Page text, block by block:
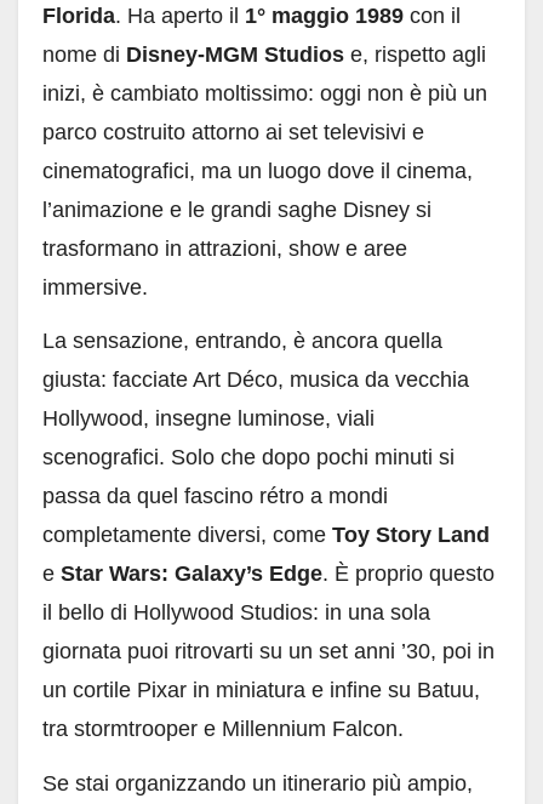
Florida. Ha aperto il 1° maggio 1989 con il
nome di Disney-MGM Studios e, rispetto agli
inizi, è cambiato moltissimo: oggi non è più un
parco costruito attorno ai set televisivi e
cinematografici, ma un luogo dove il cinema,
l’animazione e le grandi saghe Disney si
trasformano in attrazioni, show e aree
immersive.
La sensazione, entrando, è ancora quella
giusta: facciate Art Déco, musica da vecchia
Hollywood, insegne luminose, viali
scenografici. Solo che dopo pochi minuti si
passa da quel fascino rétro a mondi
completamente diversi, come Toy Story Land
e Star Wars: Galaxy’s Edge. È proprio questo
il bello di Hollywood Studios: in una sola
giornata puoi ritrovarti su un set anni ’30, poi in
un cortile Pixar in miniatura e infine su Batuu,
tra stormtrooper e Millennium Falcon.
Se stai organizzando un itinerario più ampio,